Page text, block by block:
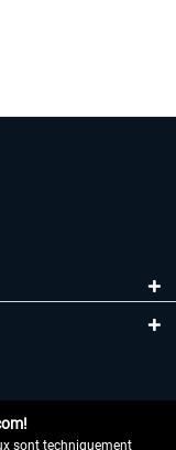
sont techniquement